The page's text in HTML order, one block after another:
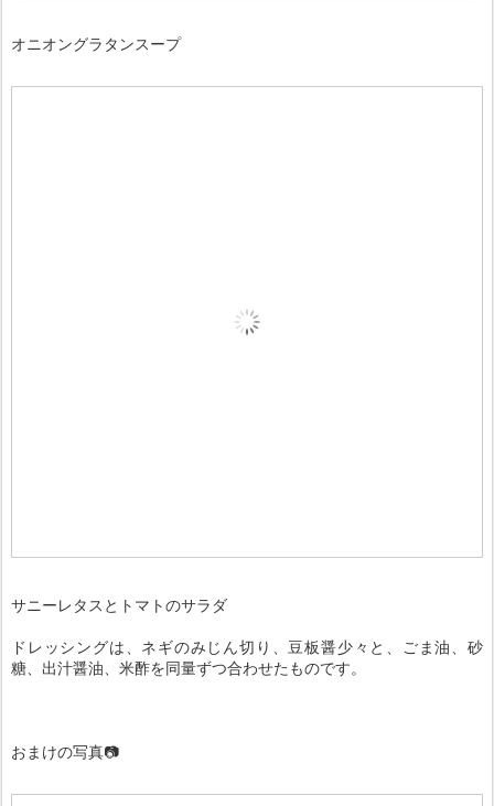
オニオングラタンスープ
サニーレタスとトマトのサラダ
ドレッシングは、ネギのみじん切り、豆板醤少々と、ごま油、砂
糖、出汁醤油、米酢を同量ずつ合わせたものです。
おまけの写真📷